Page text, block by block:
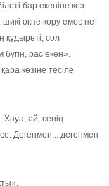
бар екеніне көз
өкпе көру емес пе
құдыреті, сол
рас екен».
көзіне тесіле
әй, сенің
Дегенмен... дегенмен